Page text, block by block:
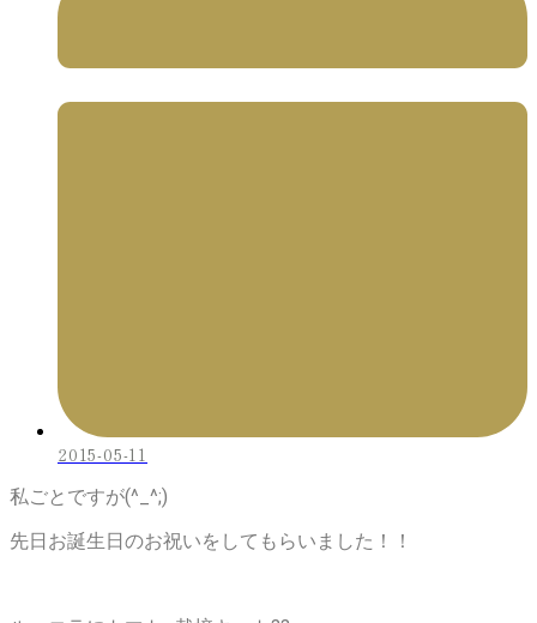
2015-05-11
私ごとですが(^_^;)
先日お誕生日のお祝いをしてもらいました！！